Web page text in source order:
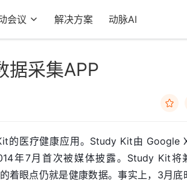
会议 解决方案 动脉AI
据采集APP

的医疗健康应用。Study Kit由 Google
年7月首次被媒体披露。Study Kit将
眼点仍就是健康数据。事实上，3月底